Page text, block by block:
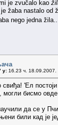
je zvučalo kao
je žaba nastalo
nego jedna
у: 16.23 ч. 18.09.2007.
'Ел постоји
могли бисмо
да се у
били кад је